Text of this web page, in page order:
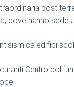
post
dove hanno sede
edifici
Centro